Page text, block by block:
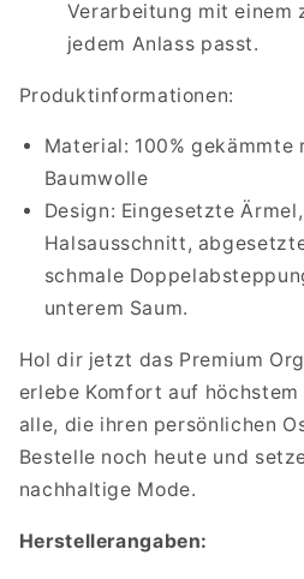
Verarbeitung mit einem
jedem Anlass passt.
Produktinformationen:
Material: 100% gekämmte
Baumwolle
Design: Eingesetzte
Halsausschnitt,
schmale
unterem Saum.
Hol dir jetzt das Premium
erlebe Komfort auf
alle, die ihren persönlichen
Bestelle noch heute und
nachhaltige Mode.
Herstellerangaben: